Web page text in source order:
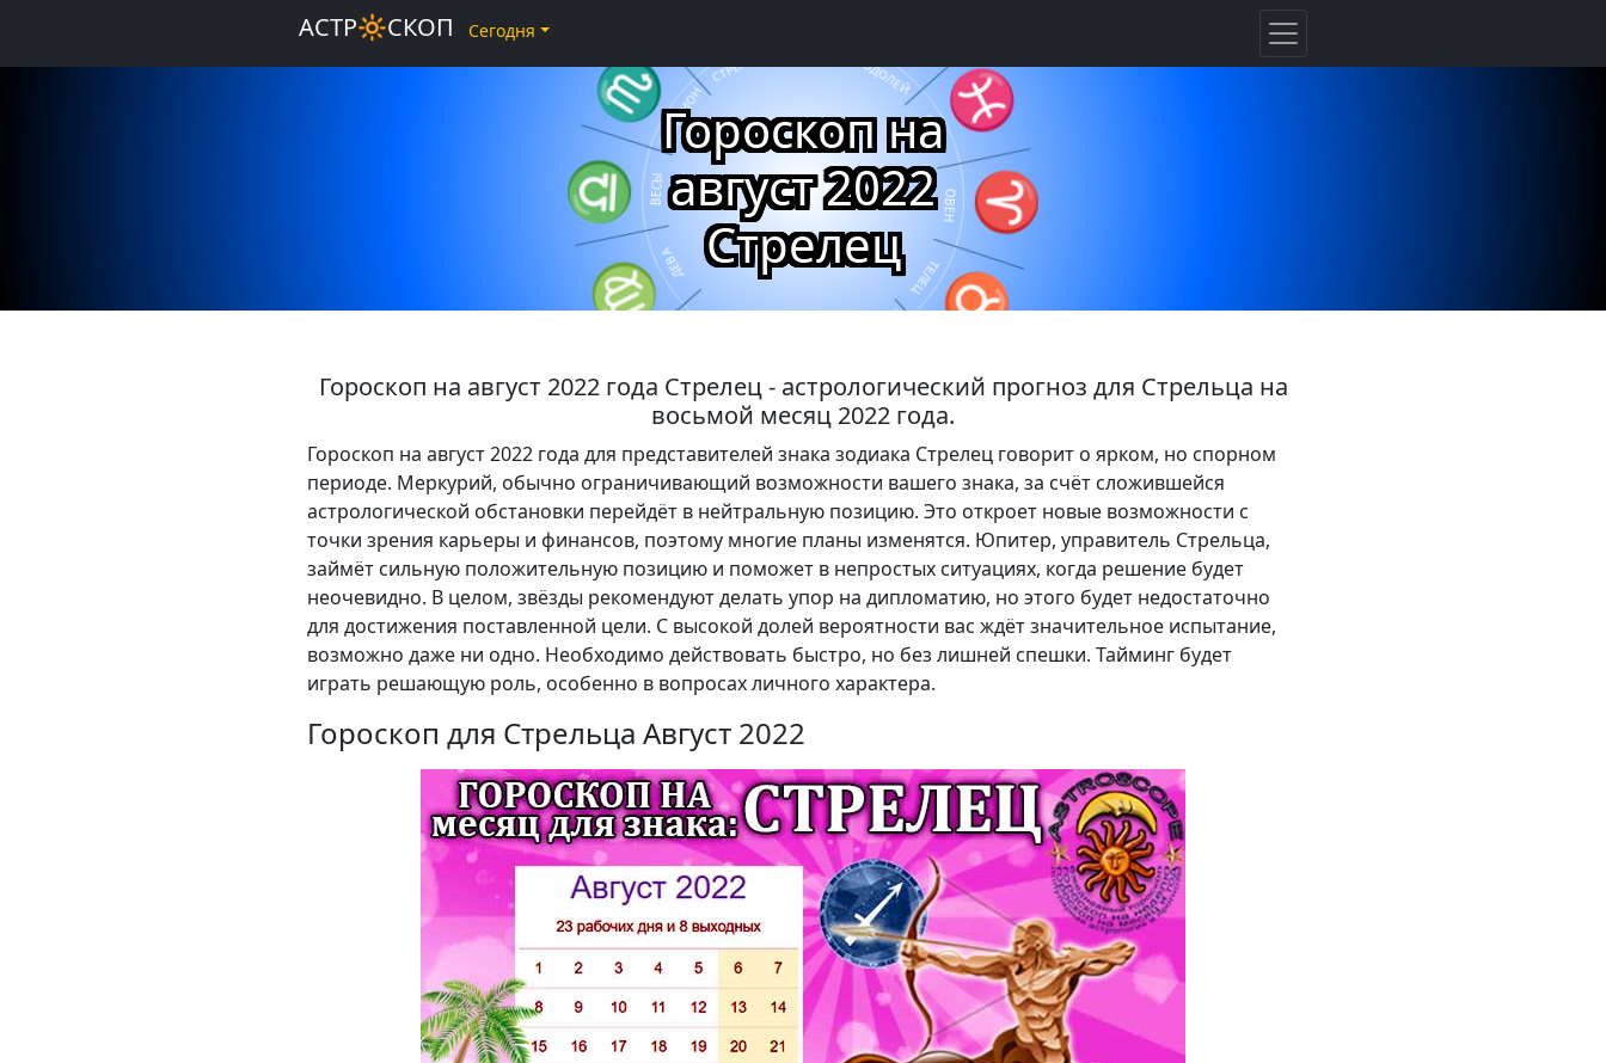
♈
ОВЕН
♉
ТЕЛЕЦ
♊
♋
♌
ЛЕВ
♍ДЕВА
♎ ВЕСЫ
♏
СКОРПИОН
СТРЕЛЕЦ ВОДОЛЕЙ ♓
РЫБЫ
Гороскоп на
август 2022
Стрелец
Гороскоп на август 2022 года Стрелец - астрологический прогноз для Стрельца на
восьмой месяц 2022 года.
Гороскоп на август 2022 года для представителей знака зодиака Стрелец говорит о ярком, но спорном
периоде. Меркурий, обычно ограничивающий возможности вашего знака, за счёт сложившейся
астрологической обстановки перейдёт в нейтральную позицию. Это откроет новые возможности с
точки зрения карьеры и финансов, поэтому многие планы изменятся. Юпитер, управитель Стрельца,
займёт сильную положительную позицию и поможет в непростых ситуациях, когда решение будет
неочевидно. В целом, звёзды рекомендуют делать упор на дипломатию, но этого будет недостаточно
для достижения поставленной цели. С высокой долей вероятности вас ждёт значительное испытание,
возможно даже ни одно. Необходимо действовать быстро, но без лишней спешки. Тайминг будет
играть решающую роль, особенно в вопросах личного характера.
Гороскоп для Стрельца Август 2022
АСТР🔆СКОП Сегодня